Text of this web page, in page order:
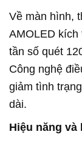
Về màn hình,
AMOLED kích
tần số quét
Công nghệ
giảm tình
dài.
Hiệu năng và